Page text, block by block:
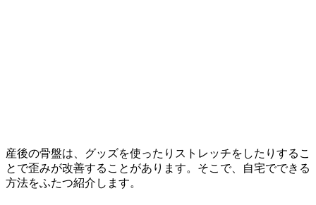
産後の骨盤は、グッズを使ったりストレッチをしたりするこ
とで歪みが改善することがあります。そこで、自宅でできる
方法をふたつ紹介します。